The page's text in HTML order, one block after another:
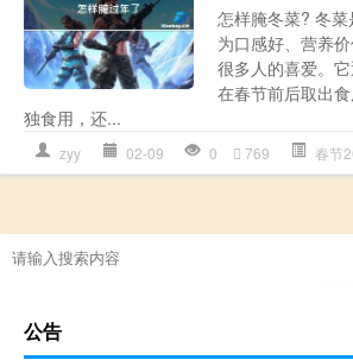
怎样腌冬菜? 冬
为口感好、营养
很多人的喜爱。
在春节前后取出
独食用，还...
zyy 02-09 0 769 春节
公告